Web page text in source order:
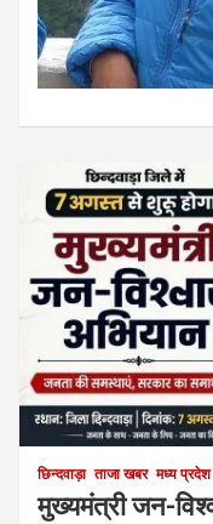
छिन्दवाड़ा ताजा खबर मध्य प्रदेश
मुख्यमंत्री जन-